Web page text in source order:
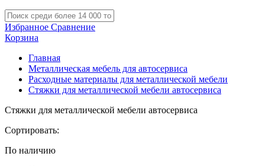
Избранное Сравнение
Корзина
Главная
Металлическая мебель для автосервиса
Расходные материалы для металлической мебели
Стяжки для металлической мебели автосервиса
Стяжки для металлической мебели автосервиса
Сортировать:
По наличию